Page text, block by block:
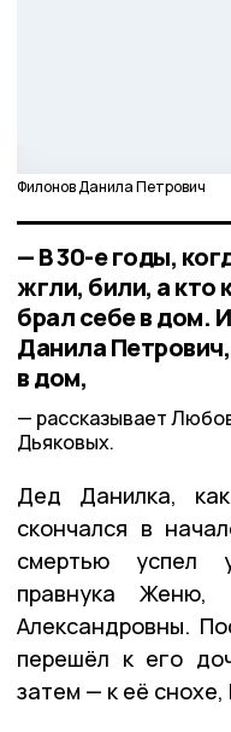
Филонов Данила Петрович
— В 30-е годы,
жгли, били, а кто
брал себе в дом.
Данила
в дом,
рассказывает
Дьяковых.
Дед Данилка,
скончался в
смертью успел
правнука Женю,
Александровны.
перешёл к его
затем — к её